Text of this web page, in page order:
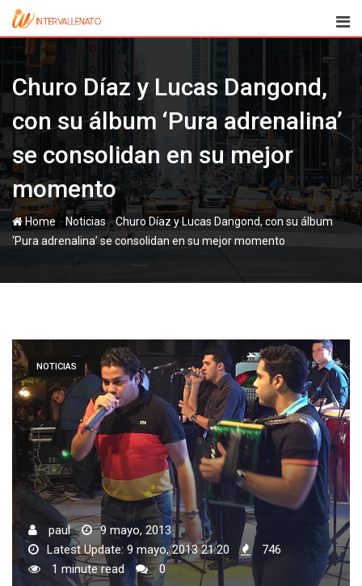
Skip
content
Churo Díaz y Lucas Dangond,
con su álbum ‘Pura adrenalina’
se consolidan en su mejor
momento
Home - Noticias-Churo Díaz y Lucas Dangond, con su álbum
‘Pura adrenalina’ se consolidan en su mejor momento
NOTICIAS
paul
9 mayo, 2013
Latest Update: 9 mayo, 2013 21:20
746
1 minute read
0